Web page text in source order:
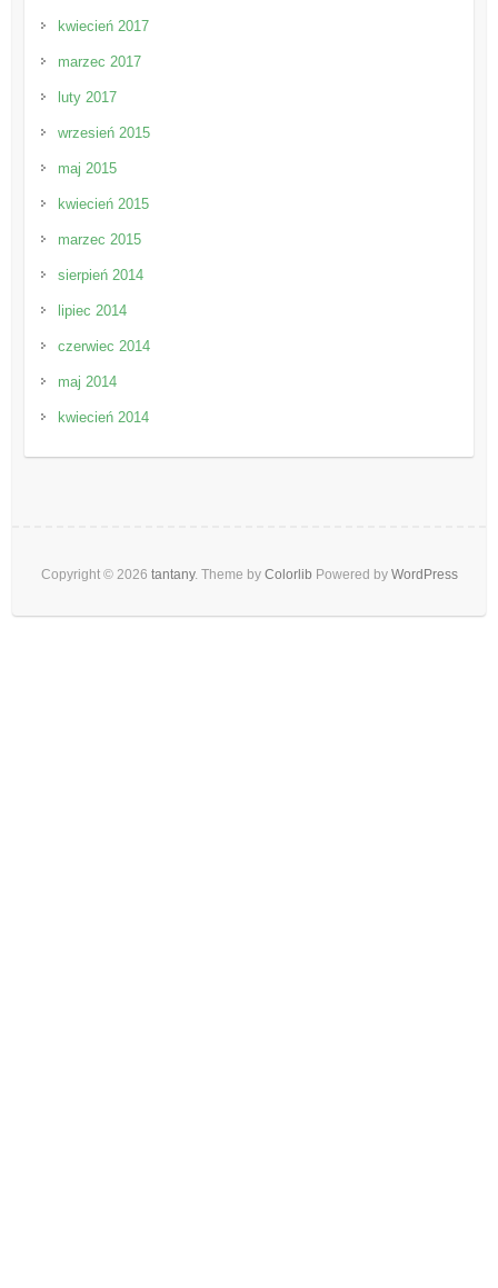
kwiecień 2017
marzec 2017
luty 2017
wrzesień 2015
maj 2015
kwiecień 2015
marzec 2015
sierpień 2014
lipiec 2014
czerwiec 2014
maj 2014
kwiecień 2014
Copyright © 2026 tantany. Theme by Colorlib Powered by WordPress